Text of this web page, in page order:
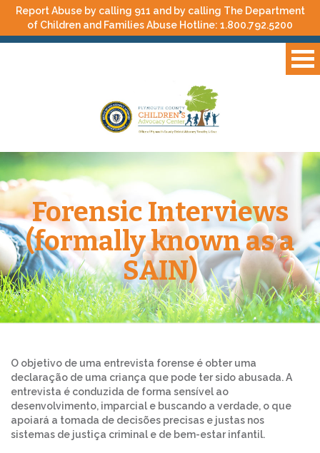
Report Abuse by calling 911 and by calling The Department
of Children and Families Abuse Hotline: 1.800.792.5200
Forensic Interviews
(formally known as a
SAIN)
O objetivo de uma entrevista forense é obter uma
declaração de uma criança que pode ter sido abusada. A
entrevista é conduzida de forma sensível ao
desenvolvimento, imparcial e buscando a verdade, o que
apoiará a tomada de decisões precisas e justas nos
sistemas de justiça criminal e de bem-estar infantil.